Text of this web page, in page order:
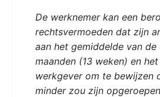
De werknemer kan een
rechtsvermoeden dat zijn
aan het gemiddelde van
maanden (13 weken) en
werkgever om te bewijzen
minder zou zijn